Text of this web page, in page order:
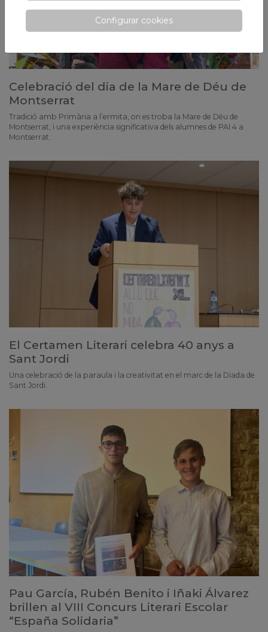
Celebració del dia de la Mare de Déu de
Montserrat
Tradició amb Primària a l’ermita, on es troba la Mare de Déu de
Montserrat, i una experiència significativa dels alumnes de PAI 4 a
Montserrat.
El Certamen Literari celebra 40 anys a
Sant Jordi
Una celebració de la paraula i la creativitat en el marc de la Diada de
Sant Jordi.
Pau García, Rubén Benito i Iñaki Álvarez
brillen al VIII Concurs Literari Escolar
“España Solidaria”
Configurar cookies